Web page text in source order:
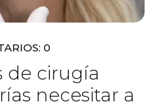
0
de cirugía
necesitar a